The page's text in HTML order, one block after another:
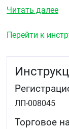
и
Обработки
Лечения и
ран,
Лечения
Читать далее
Перейти к
ЛП-008045
Торговое